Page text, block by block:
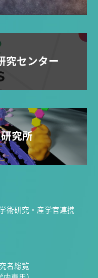
究センター
究所
術研究・産学官連携
者総覧